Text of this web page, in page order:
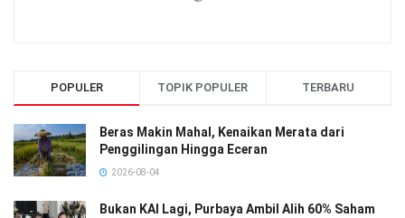
POPULER TOPIK POPULER TERBARU
Beras Makin Mahal, Kenaikan Merata dari
Penggilingan Hingga Eceran
2026-08-04
Bukan KAI Lagi, Purbaya Ambil Alih 60% Saham